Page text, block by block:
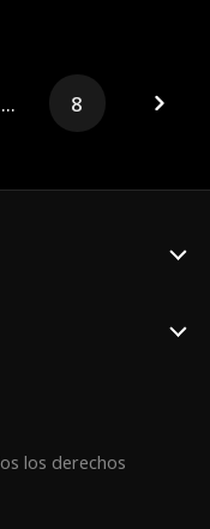
romance. Cuando su
enemigos acechan,
para proteger a
... 8
los derechos